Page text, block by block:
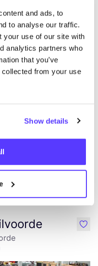
and ads, to
to analyse our traffic.
your use of our site with
analytics partners who
that you’ve
collected from your use
Show details
en ligne
en ligne
like